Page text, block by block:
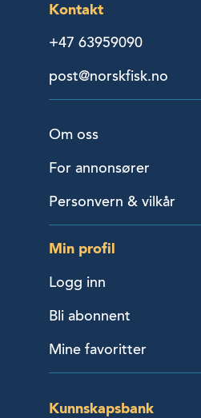
Kontakt
+47 63959090
post@norskfisk.no
Om oss
For annonsører
Personvern & vilkår
Min profil
Logg inn
Bli abonnent
Mine favoritter
Kunnskapsbank